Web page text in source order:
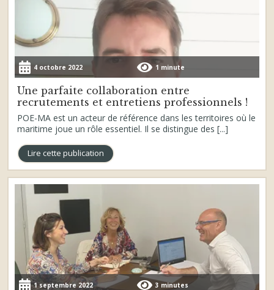
4 octobre 2022 1 minute
Une parfaite collaboration entre
recrutements et entretiens professionnels !
POE-MA est un acteur de référence dans les territoires où le
maritime joue un rôle essentiel. Il se distingue des [...]
Lire cette publication
1 septembre 2022 3 minutes